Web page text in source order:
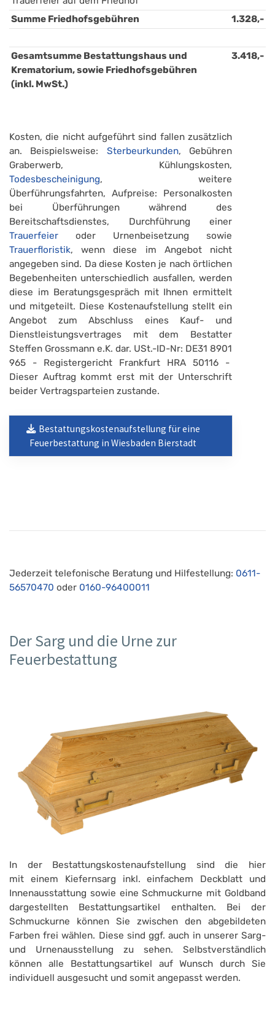
Summe Friedhofsgebühren
1.328,-
Gesamtsumme Bestattungshaus und
Krematorium, sowie Friedhofsgebühren
(inkl. MwSt.)
3.418,-
Kosten, die nicht aufgeführt sind fallen zusätzlich
an. Beispielsweise: Sterbeurkunden, Gebühren
Graberwerb, Kühlungskosten,
Todesbescheinigung, weitere
Überführungsfahrten, Aufpreise: Personalkosten
bei Überführungen während des
Bereitschaftsdienstes, Durchführung einer
Trauerfeier oder Urnenbeisetzung sowie
Trauerfloristik, wenn diese im Angebot nicht
angegeben sind. Da diese Kosten je nach örtlichen
Begebenheiten unterschiedlich ausfallen, werden
diese im Beratungsgespräch mit Ihnen ermittelt
und mitgeteilt. Diese Kostenaufstellung stellt ein
Angebot zum Abschluss eines Kauf- und
Dienstleistungsvertrages mit dem Bestatter
Steffen Grossmann e.K. dar. USt.-ID-Nr: DE31 8901
965 - Registergericht Frankfurt HRA 50116 -
Dieser Auftrag kommt erst mit der Unterschrift
beider Vertragsparteien zustande.
Bestattungskostenaufstellung für eine
Feuerbestattung in Wiesbaden Bierstadt
Jederzeit telefonische Beratung und Hilfestellung: 0611-
56570470 oder 0160-96400011
Der Sarg und die Urne zur
Feuerbestattung
In der Bestattungskostenaufstellung sind die hier
mit einem Kiefernsarg inkl. einfachem Deckblatt und
Innenausstattung sowie eine Schmuckurne mit Goldband
dargestellten Bestattungsartikel enthalten. Bei der
Schmuckurne können Sie zwischen den abgebildeten
Farben frei wählen. Diese sind ggf. auch in unserer Sarg-
und Urnenausstellung zu sehen. Selbstverständlich
können alle Bestattungsartikel auf Wunsch durch Sie
individuell ausgesucht und somit angepasst werden.